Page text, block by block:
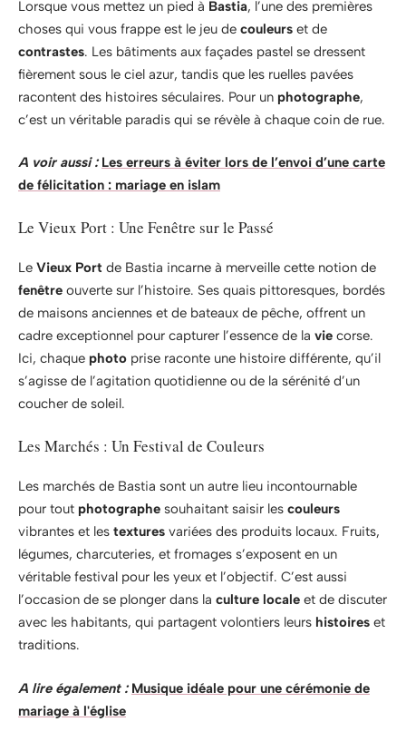
Lorsque vous mettez un pied à Bastia, l’une des premières
choses qui vous frappe est le jeu de couleurs et de
contrastes. Les bâtiments aux façades pastel se dressent
fièrement sous le ciel azur, tandis que les ruelles pavées
racontent des histoires séculaires. Pour un photographe,
c’est un véritable paradis qui se révèle à chaque coin de rue.
A voir aussi : Les erreurs à éviter lors de l’envoi d’une carte
de félicitation : mariage en islam
Le Vieux Port : Une Fenêtre sur le Passé
Le Vieux Port de Bastia incarne à merveille cette notion de
fenêtre ouverte sur l’histoire. Ses quais pittoresques, bordés
de maisons anciennes et de bateaux de pêche, offrent un
cadre exceptionnel pour capturer l’essence de la vie corse.
Ici, chaque photo prise raconte une histoire différente, qu’il
s’agisse de l’agitation quotidienne ou de la sérénité d’un
coucher de soleil.
Les Marchés : Un Festival de Couleurs
Les marchés de Bastia sont un autre lieu incontournable
pour tout photographe souhaitant saisir les couleurs
vibrantes et les textures variées des produits locaux. Fruits,
légumes, charcuteries, et fromages s’exposent en un
véritable festival pour les yeux et l’objectif. C’est aussi
l’occasion de se plonger dans la culture locale et de discuter
avec les habitants, qui partagent volontiers leurs histoires et
traditions.
A lire également : Musique idéale pour une cérémonie de
mariage à l'église